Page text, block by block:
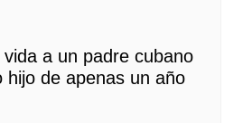
a un padre cubano
hijo de apenas un año